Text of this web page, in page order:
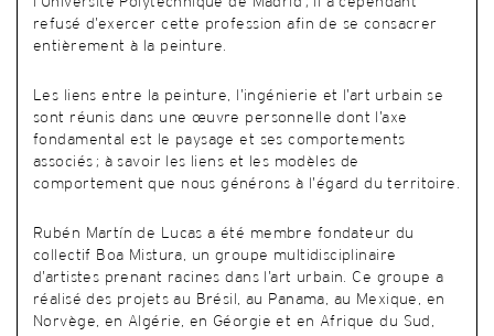
refusé d’exercer cette profession afin de se consacrer
entièrement à la peinture.
Les liens entre la peinture, l’ingénierie et l’art urbain se
sont réunis dans une œuvre personnelle dont l’axe
fondamental est le paysage et ses comportements
associés ; à savoir les liens et les modèles de
comportement que nous générons à l’égard du territoire.
Rubén Martín de Lucas a été membre fondateur du
collectif Boa Mistura, un groupe multidisciplinaire
d’artistes prenant racines dans l’art urbain. Ce groupe a
réalisé des projets au Brésil, au Panama, au Mexique, en
Norvège, en Algérie, en Géorgie et en Afrique du Sud,